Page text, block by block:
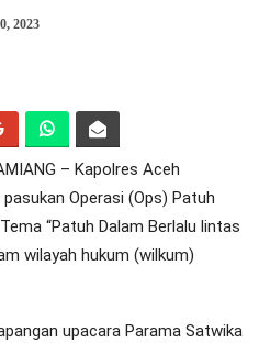
2023
– Kapolres Aceh
Operasi (Ops) Patuh
“Patuh Dalam Berlalu lintas
wilayah hukum (wilkum)
upacara Parama Satwika